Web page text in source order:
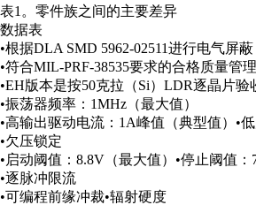
表1。零件族之间的主要差异
数据表
•根据DLA SMD 5962-02511进行电气屏蔽
•符合MIL-PRF-38535要求的合格质量管
•EH版本是按50克拉（Si）LDR逐晶片验
•振荡器频率：1MHz（最大值）
•高输出驱动电流：1A峰值（典型值）•
•欠压锁定
•启动阈值：8.8V（最大值）•停止阈值
•逐脉冲限流
•可编程前缘冲裁•辐射硬度